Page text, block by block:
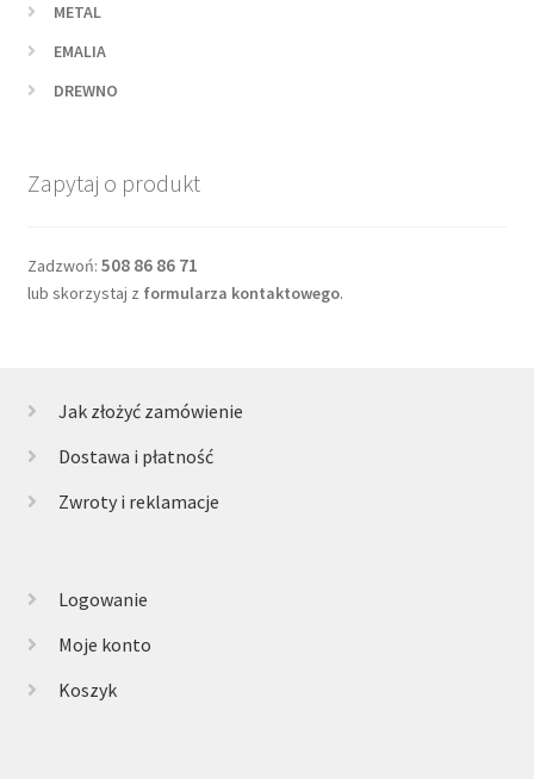
METAL
EMALIA
DREWNO
Zapytaj o produkt
Zadzwoń: 508 86 86 71
lub skorzystaj z formularza kontaktowego.
Jak złożyć zamówienie
Dostawa i płatność
Zwroty i reklamacje
Logowanie
Moje konto
Koszyk